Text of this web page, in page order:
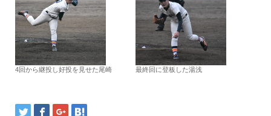
4回から継投し好投を見せた尾崎 最終回に登板した湯浅